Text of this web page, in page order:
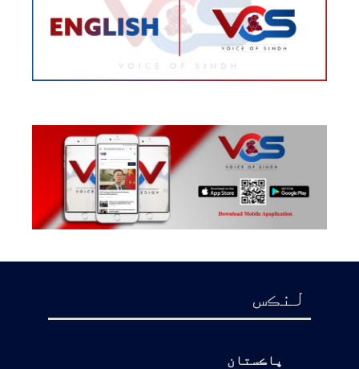
لنڪس
پاڪستان